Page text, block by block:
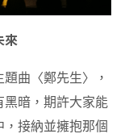
來
曲〈鄭先生〉，
暗，期許大家能
接納並擁抱那個